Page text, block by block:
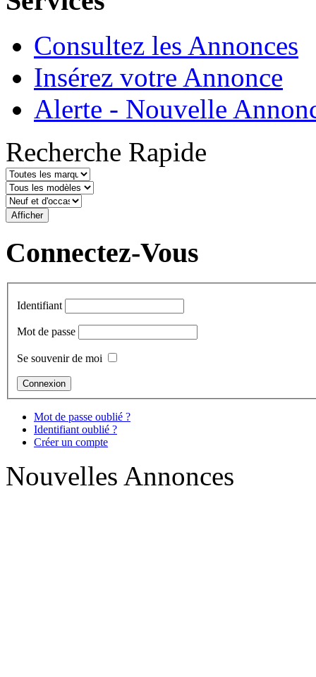
Consultez les Annonces
Insérez votre Annonce
Alerte - Nouvelle
Recherche Rapide
Connectez-Vous
Identifiant
Mot de passe
Se souvenir de moi
Mot de passe oublié ?
Identifiant oublié ?
Créer un compte
Nouvelles Annonces